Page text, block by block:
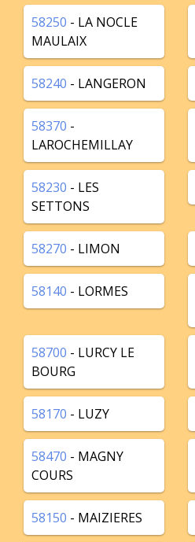
58250 - LA NOCLE
MAULAIX
58240 - LANGERON
58370 -
LAROCHEMILLAY
58230 - LES
SETTONS
58270 - LIMON
58140 - LORMES
58700 - LURCY LE
BOURG
58170 - LUZY
58470 - MAGNY
COURS
58150 - MAIZIERES